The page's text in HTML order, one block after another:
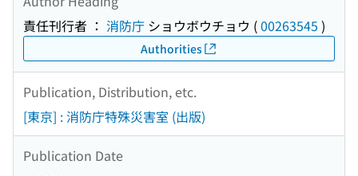
責任刊行者 ： 消防庁 ショウボウチョウ (00263545 )
Authorities
Publication, Distribution, etc.
[東京] : 消防庁特殊災害室 (出版)
Publication Date